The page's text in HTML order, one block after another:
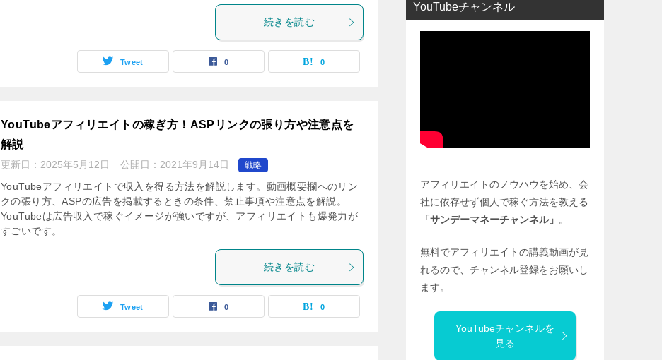
続きを読む
Tweet 0 0
YouTubeアフィリエイトの稼ぎ方！ASPリンクの張り方や注意点を
解説
更新日： 2025年5月12日 公開日： 2021年9月14日 戦略
YouTubeアフィリエイトで収入を得る方法を解説します。動画概要欄へのリン
クの張り方、ASPの広告を掲載するときの条件、禁止事項や注意点を解説。
YouTubeは広告収入で稼ぐイメージが強いですが、アフィリエイトも爆発力が
すごいです。
続きを読む
Tweet 0 0
YouTubeチャンネル
アフィリエイトのノウハウを始め、会
社に依存せず個人で稼ぐ方法を教える
「サンデーマネーチャンネル」 。
無料でアフィリエイトの講義動画が見
れるので、チャンネル登録をお願いし
ます。
YouTubeチャンネルを
見る